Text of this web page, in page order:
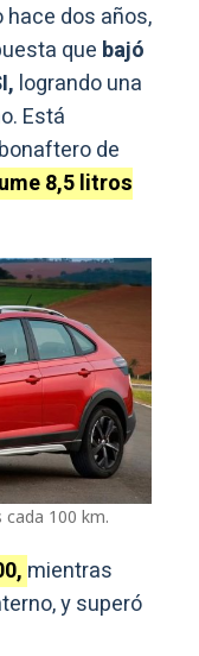
hace dos años,
que bajó
logrando una
Está
de
8,5 litros
100 km.
mientras
y superó